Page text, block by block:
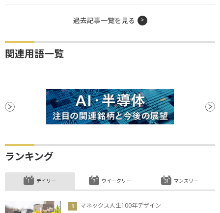
過去記事一覧を見る
関連用語一覧
ランキング
デイリー
マネックス人生100年デザイン
ウイークリー マンスリー